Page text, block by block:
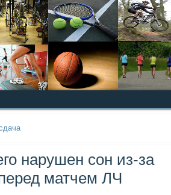
нарушен сон из-за
матчем ЛЧ